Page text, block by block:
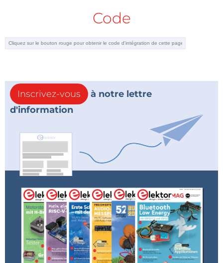
Code
Inscrivez-vous
à notre lettre
d'information